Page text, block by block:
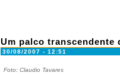
Um palco transcendente
30/08/2007 - 12:51
Foto: Claudio Tavares